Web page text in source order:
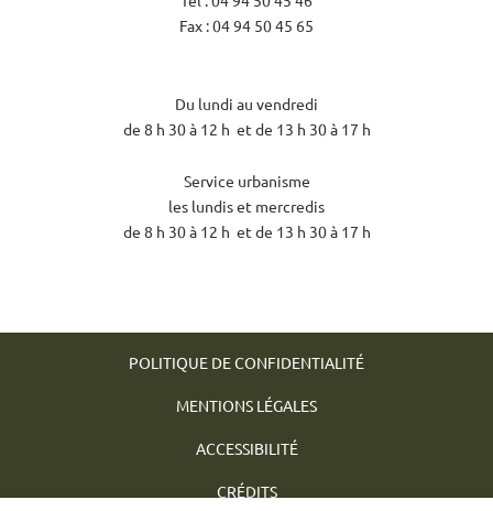
Fax : 04 94 50 45 65
Du lundi au vendredi
de 8 h 30 à 12 h et de 13 h 30 à 17 h
Service urbanisme
les lundis et mercredis
de 8 h 30 à 12 h et de 13 h 30 à 17 h
POLITIQUE DE CONFIDENTIALITÉ
MENTIONS LÉGALES
ACCESSIBILITÉ
CRÉDITS